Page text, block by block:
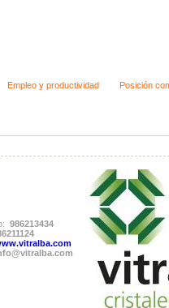
Empleo y productividad Posición
986213434